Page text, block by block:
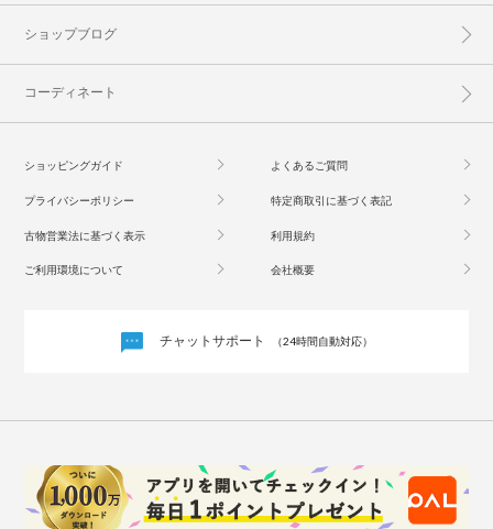
ショップブログ
コーディネート
ショッピングガイド よくあるご質問
プライバシーポリシー 特定商取引に基づく表記
古物営業法に基づく表示 利用規約
ご利用環境について 会社概要
チャットサポート （24時間自動対応）